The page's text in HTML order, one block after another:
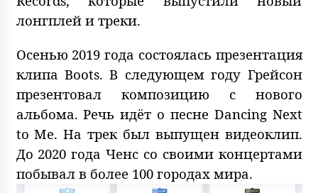
лонгплей и треки.
Осенью 2019 года состоялась презентация
клипа Boots. В следующем году Грейсон
презентовал композицию с нового
альбома. Речь идёт о песне Dancing Next
to Me. На трек был выпущен видеоклип.
До 2020 года Ченс со своими концертами
побывал в более 100 городах мира.